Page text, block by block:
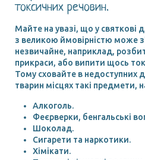
токсичних речовин.
Майте на увазі, що у святкові
з великою ймовірністю може
незвичайне, наприклад,
прикраси, або випити щось
Тому сховайте в недоступних
тварин місцях такі предмети,
Алкоголь.
Феєрверки, бенгальські
Шоколад.
Сигарети та наркотики.
Хімікати.